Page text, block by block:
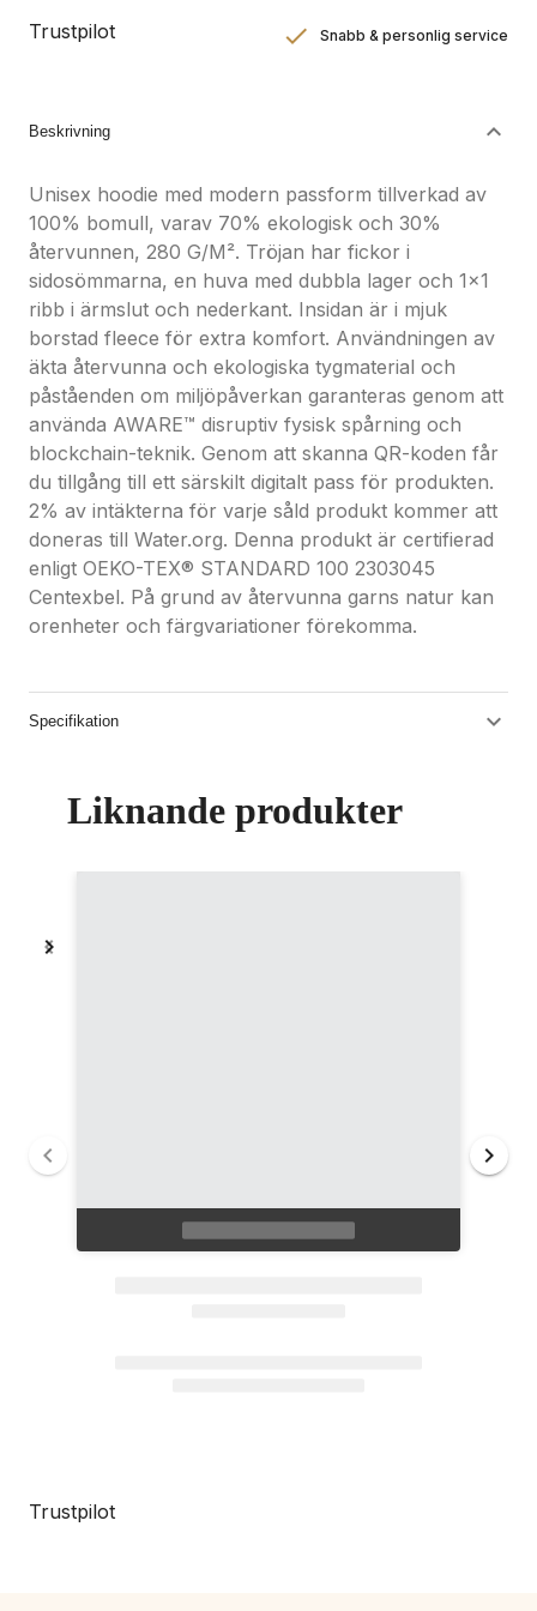
Trustpilot Snabb & personlig service
Beskrivning
Unisex hoodie med modern passform tillverkad av
100% bomull, varav 70% ekologisk och 30%
återvunnen, 280 G/M². Tröjan har fickor i
sidosömmarna, en huva med dubbla lager och 1x1
ribb i ärmslut och nederkant. Insidan är i mjuk
borstad fleece för extra komfort. Användningen av
äkta återvunna och ekologiska tygmaterial och
påståenden om miljöpåverkan garanteras genom att
använda AWARE™ disruptiv fysisk spårning och
blockchain-teknik. Genom att skanna QR-koden får
du tillgång till ett särskilt digitalt pass för produkten.
2% av intäkterna för varje såld produkt kommer att
doneras till Water.org. Denna produkt är certifierad
enligt OEKO-TEX® STANDARD 100 2303045
Centexbel. På grund av återvunna garns natur kan
orenheter och färgvariationer förekomma.
Specifikation
Liknande produkter
Trustpilot